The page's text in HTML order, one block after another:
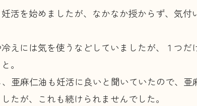
活を始めましたが、なかなか授からず、気付
えには気を使うなどしていましたが、１つだ
。
亜麻仁油も妊活に良いと聞いていたので、亜
たが、これも続けられませんでした。